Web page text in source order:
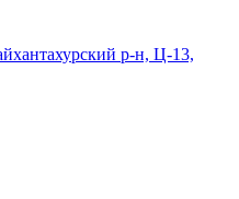
р-н, Ц-13,